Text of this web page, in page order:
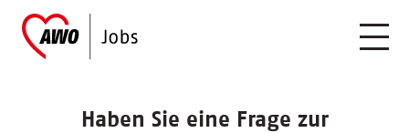
Haben Sie eine Frage zur